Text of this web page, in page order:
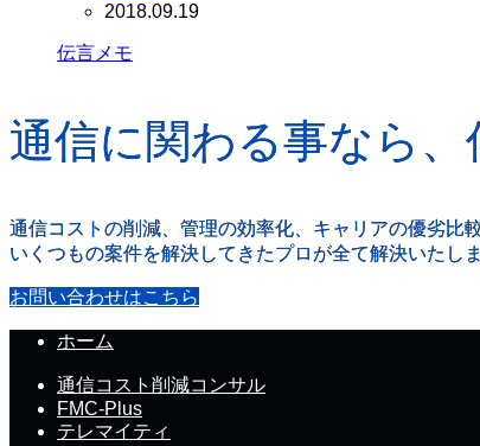
2018.09.19
伝言メモ
通信に関わる事なら
通信コストの削減、管理の効率化、キャリアの優劣比
いくつもの案件を解決してきたプロが全て解決いたしま
お問い合わせはこちら
ホーム
通信コスト削減コンサル
FMC-Plus
テレマイティ